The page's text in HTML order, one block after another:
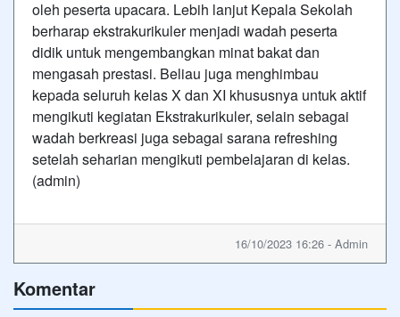
oleh peserta upacara. Lebih lanjut Kepala Sekolah
berharap ekstrakurikuler menjadi wadah peserta
didik untuk mengembangkan minat bakat dan
mengasah prestasi. Beliau juga menghimbau
kepada seluruh kelas X dan XI khususnya untuk aktif
mengikuti kegiatan Ekstrakurikuler, selain sebagai
wadah berkreasi juga sebagai sarana refreshing
setelah seharian mengikuti pembelajaran di kelas.
(admin)
16/10/2023 16:26 - Admin
Komentar